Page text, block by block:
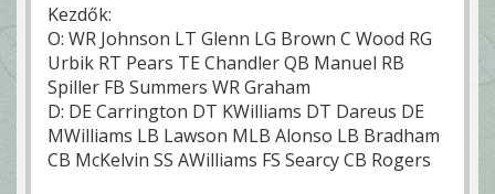
Kezdők:
O: WR Johnson LT Glenn LG Brown C Wood RG
Urbik RT Pears TE Chandler QB Manuel RB
Spiller FB Summers WR Graham
D: DE Carrington DT KWilliams DT Dareus DE
MWilliams LB Lawson MLB Alonso LB Bradham
CB McKelvin SS AWilliams FS Searcy CB Rogers